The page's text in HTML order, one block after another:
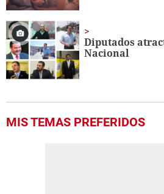
Diputados
Nacional
MIS TEMAS PREFERIDOS